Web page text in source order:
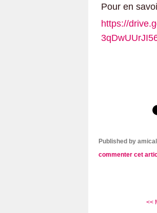
Pour en
https://
Published by
commenter cet
<<